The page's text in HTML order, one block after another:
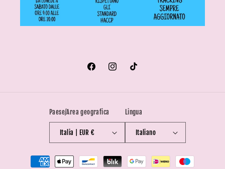
FacebookInstagramTikTok
Paese/Area geografica
Italia | EUR €
Lingua
Italiano
Metodi